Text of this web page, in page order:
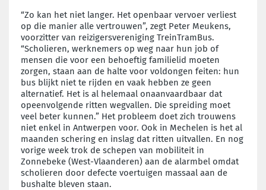
“Zo kan het niet langer. Het openbaar vervoer verliest
op die manier alle vertrouwen”, zegt Peter Meukens,
voorzitter van reizigersvereniging TreinTramBus.
“Scholieren, werknemers op weg naar hun job of
mensen die voor een behoeftig familielid moeten
zorgen, staan aan de halte voor voldongen feiten: hun
bus blijkt niet te rijden en vaak hebben ze geen
alternatief. Het is al helemaal onaanvaardbaar dat
opeenvolgende ritten wegvallen. Die spreiding moet
veel beter kunnen.” Het probleem doet zich trouwens
niet enkel in Antwerpen voor. Ook in Mechelen is het al
maanden schering en inslag dat ritten uitvallen. En nog
vorige week trok de schepen van mobiliteit in
Zonnebeke (West-Vlaanderen) aan de alarmbel omdat
scholieren door defecte voertuigen massaal aan de
bushalte bleven staan.